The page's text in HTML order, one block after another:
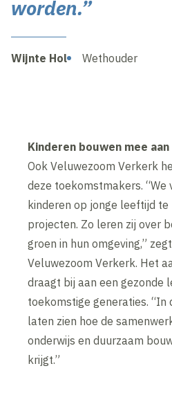
worden.”
Wijnte Hol Wethouder
Kinderen bouwen mee
Ook Veluwezoom Verkerk
deze toekomstmakers.
kinderen op jonge leeftijd
projecten. Zo leren zij over
groen in hun omgeving,”
Veluwezoom Verkerk. Het
draagt bij aan een gezonde
toekomstige generaties.
laten zien hoe de
onderwijs en duurzaam
krijgt.”